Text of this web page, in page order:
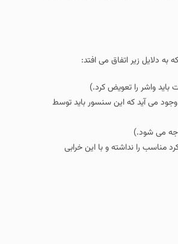
دلایل زیر اتفاق می افتد:
واشر را تعویض کرد.)
می آید که این سنسور باید توسط
می شود.)
را نداشته و با این خرابی